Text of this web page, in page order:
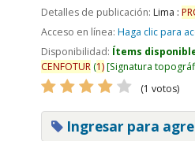
Detalles de publicación: Lima :
Acceso en línea: Haga clic para
Disponibilidad: Ítems
CENFOTUR(1) Signatura
(1 votos)
Ingresar para